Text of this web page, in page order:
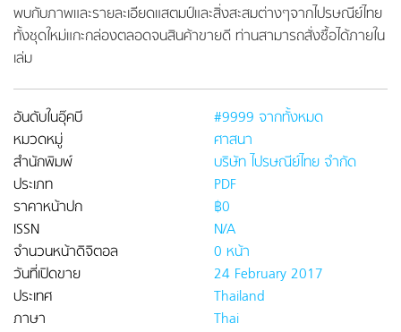
พบกับภาพและรายละเอียดแสตมป์และสิ่งสะสมต่างๆจากไปรษณีย์ไทย
ทั้งชุดใหม่แกะกล่องตลอดจนสินค้าขายดี ท่านสามารถสั่งซื้อได้ภายใน
เล่ม
อันดับในอุ๊คบี
#9999 จากทั้งหมด
หมวดหมู่
ศาสนา
สำนักพิมพ์
บริษัท ไปรษณีย์ไทย จำกัด
ประเภท
PDF
ราคาหน้าปก
฿0
ISSN
N/A
จำนวนหน้าดิจิตอล
0 หน้า
วันที่เปิดขาย
24 February 2017
ประเทศ
Thailand
ภาษา
Thai